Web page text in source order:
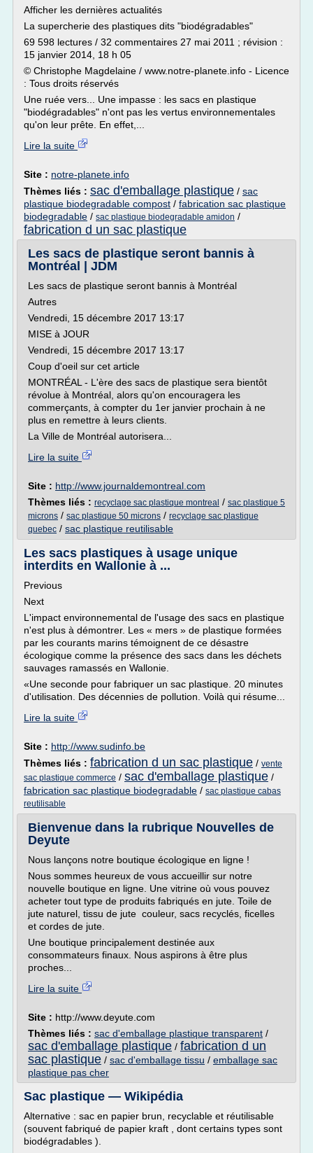
Afficher les dernières actualités
La supercherie des plastiques dits "biodégradables"
69 598 lectures / 32 commentaires 27 mai 2011 ; révision :
15 janvier 2014, 18 h 05
© Christophe Magdelaine / www.notre-planete.info - Licence
: Tous droits réservés
Une ruée vers... Une impasse : les sacs en plastique
"biodégradables" n'ont pas les vertus environnementales
qu'on leur prête. En effet,...
Lire la suite
Site : notre-planete.info
Thèmes liés : sac d'emballage plastique / sac
plastique biodegradable compost / fabrication sac plastique
biodegradable / sac plastique biodegradable amidon /
fabrication d un sac plastique
Les sacs de plastique seront bannis à
Montréal | JDM
Les sacs de plastique seront bannis à Montréal
Autres
Vendredi, 15 décembre 2017 13:17
MISE à JOUR
Vendredi, 15 décembre 2017 13:17
Coup d'oeil sur cet article
MONTRÉAL - L'ère des sacs de plastique sera bientôt
révolue à Montréal, alors qu'on encouragera les
commerçants, à compter du 1er janvier prochain à ne
plus en remettre à leurs clients.
La Ville de Montréal autorisera...
Lire la suite
Site : http://www.journaldemontreal.com
Thèmes liés : recyclage sac plastique montreal / sac plastique 5
microns / sac plastique 50 microns / recyclage sac plastique
quebec / sac plastique reutilisable
Les sacs plastiques à usage unique
interdits en Wallonie à ...
Previous
Next
L'impact environnemental de l'usage des sacs en plastique
n'est plus à démontrer. Les « mers » de plastique formées
par les courants marins témoignent de ce désastre
écologique comme la présence des sacs dans les déchets
sauvages ramassés en Wallonie.
«Une seconde pour fabriquer un sac plastique. 20 minutes
d'utilisation. Des décennies de pollution. Voilà qui résume...
Lire la suite
Site : http://www.sudinfo.be
Thèmes liés : fabrication d un sac plastique / vente
sac plastique commerce / sac d'emballage plastique /
fabrication sac plastique biodegradable / sac plastique cabas
reutilisable
Bienvenue dans la rubrique Nouvelles de
Deyute
Nous lançons notre boutique écologique en ligne !
Nous sommes heureux de vous accueillir sur notre
nouvelle boutique en ligne. Une vitrine où vous pouvez
acheter tout type de produits fabriqués en jute. Toile de
jute naturel, tissu de jute couleur, sacs recyclés, ficelles
et cordes de jute.
Une boutique principalement destinée aux
consommateurs finaux. Nous aspirons à être plus
proches...
Lire la suite
Site : http://www.deyute.com
Thèmes liés : sac d'emballage plastique transparent /
sac d'emballage plastique / fabrication d un
sac plastique / sac d'emballage tissu / emballage sac
plastique pas cher
Sac plastique — Wikipédia
Alternative : sac en papier brun, recyclable et réutilisable
(souvent fabriqué de papier kraft , dont certains types sont
biodégradables ).